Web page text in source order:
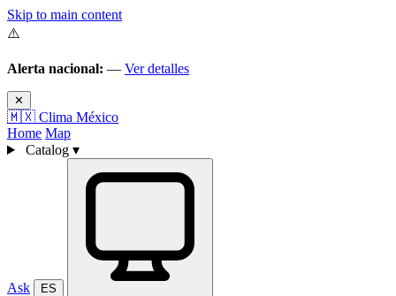
Skip to main content
⚠️
Alerta nacional: — Ver detalles
✕
🇲🇽 Clima México
Home Map
Catalog ▾
Ask ES